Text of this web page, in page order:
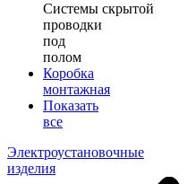
Системы скрытой
проводки
под
полом
Коробка
монтажная
Показать
все
Электроустановочные
изделия